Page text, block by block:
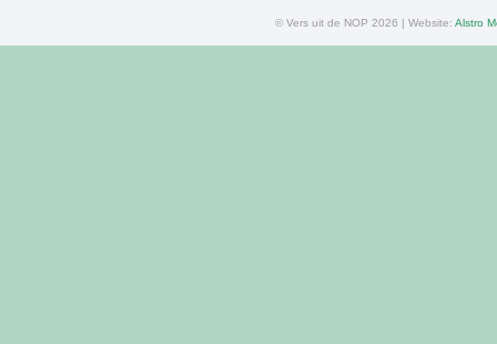
© Vers uit de NOP 2026 | Website: Alstro